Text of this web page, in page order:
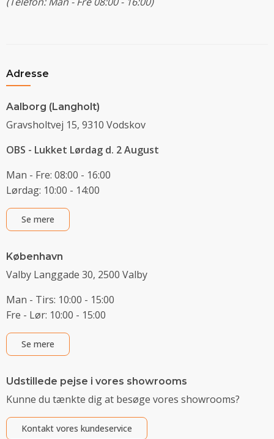
Adresse
Aalborg (Langholt)
Gravsholtvej 15, 9310 Vodskov
OBS - Lukket Lørdag d. 2 August
Man - Fre: 08:00 - 16:00
Lørdag: 10:00 - 14:00
Se mere
København
Valby Langgade 30, 2500 Valby
Man - Tirs: 10:00 - 15:00
Fre - Lør: 10:00 - 15:00
Se mere
Udstillede pejse i vores showrooms
Kunne du tænkte dig at besøge vores showrooms?
Kontakt vores kundeservice